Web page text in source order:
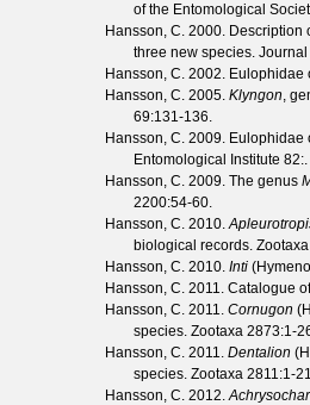
of the Entomological
Hansson, C. 2000. Description
three new species.
Hansson, C. 2002. Eulophidae
Hansson, C. 2005. Klyngon,
69:131-136.
Hansson, C. 2009. Eulophidae
Entomological Institute 82:.
Hansson, C. 2009. The genus
2200:54-60.
Hansson, C. 2010.
biological records. Zootaxa
Hansson, C. 2010. Inti
Hansson, C. 2011. Catalogue
Hansson, C. 2011. Cornugon
species. Zootaxa 2873:1-
Hansson, C. 2011. Dentalion
species. Zootaxa 2811:1-
Hansson, C. 2012.